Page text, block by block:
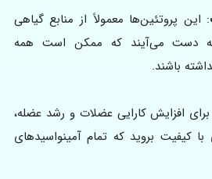
: این پروتئین‌ها معمولاً از منابع گیاهی
به دست می‌آیند که ممکن است همه
باشند.
برای افزایش کارایی عضلات و رشد عضله،
کیفیت بروید که تمام آمینواسیدهای